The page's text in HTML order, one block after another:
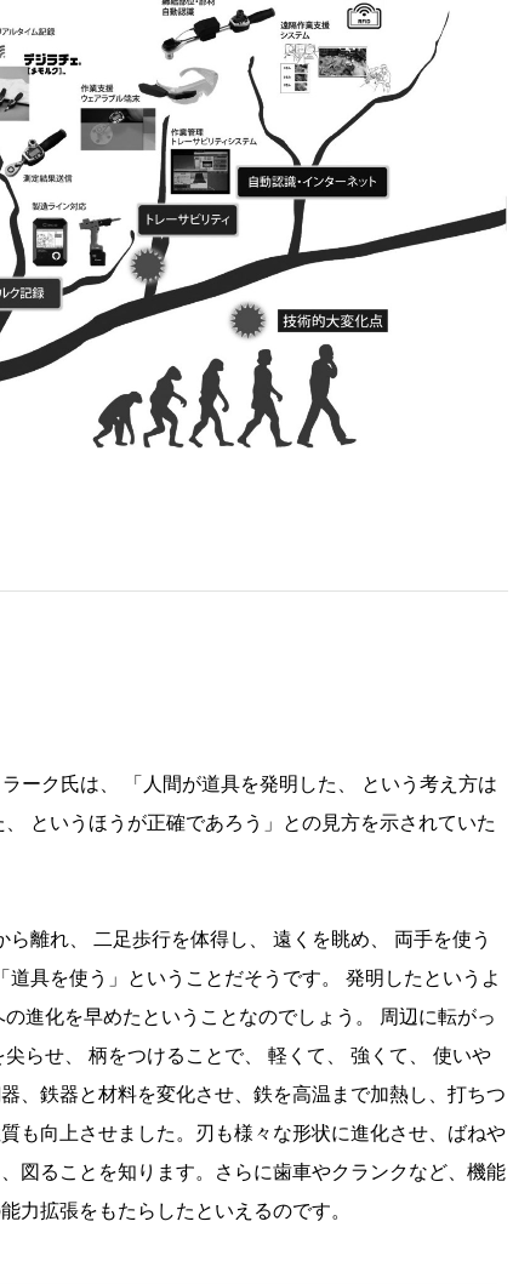
ラーク氏は、 「人間が道具を発明した、 という考え方は
というほうが正確であろう」との見方を示されていた
離れ、 二足歩行を体得し、 遠くを眺め、 両手を使う
具を使う」ということだそうです。 発明したというよ
進化を早めたということなのでしょう。 周辺に転がっ
らせ、 柄をつけることで、 軽くて、 強くて、 使いや
、鉄器と材料を変化させ、鉄を高温まで加熱し、打ちつ
も向上させました。刃も様々な形状に進化させ、ばねや
図ることを知ります。さらに歯車やクランクなど、機能
力拡張をもたらしたといえるのです。